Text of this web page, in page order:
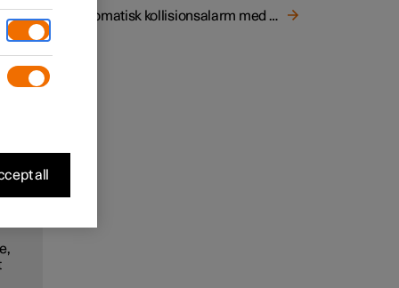
Automatisk kollisionsalarm med Polestar Connect
all